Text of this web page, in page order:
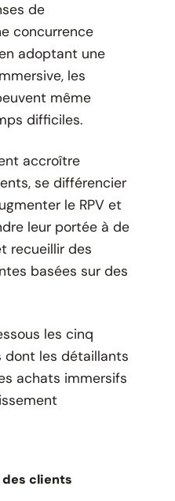
de
concurrence
adoptant une
les
même
difficiles.
accroître
se différencier
le RPV et
leur portée à de
recueillir des
basées sur des
les cinq
dont les détaillants
achats immersifs
des clients